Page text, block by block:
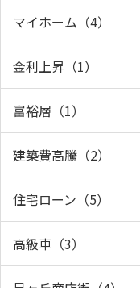
マイホーム（4）
金利上昇（1）
富裕層（1）
建築費高騰（2）
住宅ローン（5）
高級車（3）